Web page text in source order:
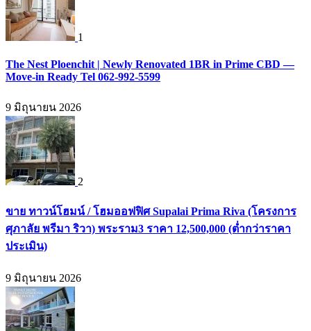
1
The Nest Ploenchit | Newly Renovated 1BR in Prime CBD —
Move-in Ready Tel 062-992-5599
9 มิถุนายน 2026
2
ขาย ทาวน์โฮมน์ / โฮมออฟฟิศ Supalai Prima Riva (โครงการ
ศุภาลัย พรีมา ริวา) พระราม3 ราคา 12,500,000 (ต่ำกว่าราคา
ประเมิน)
9 มิถุนายน 2026